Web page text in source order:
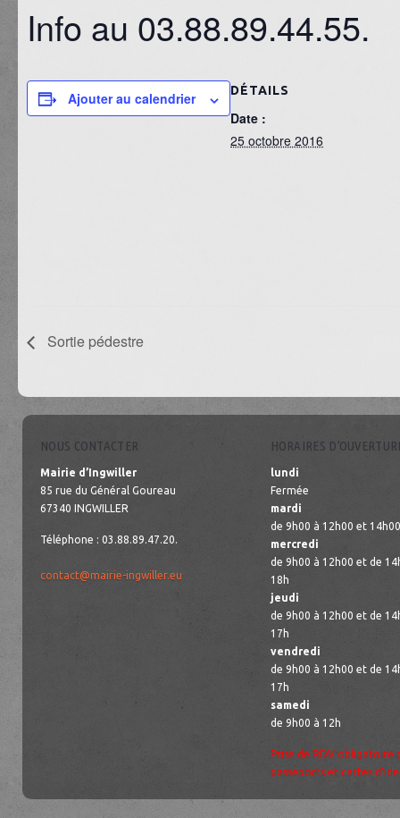
Info au 03.88.89.44.55.
Ajouter au calendrier DÉTAILS
Date :
25 octobre 2016
Sortie pédestre
NOUS CONTACTER
Mairie d’Ingwiller
85 rue du Général Goureau
67340 INGWILLER
Téléphone : 03.88.89.47.20.
contact@mairie-ingwiller.eu
HORAIRES
lundi
Fermée
mardi
de 9h00 à 12h00 et
mercredi
de 9h00 à 12h00 et de
18h
jeudi
de 9h00 à 12h00 et de
17h
vendredi
de 9h00 à 12h00 et de
17h
samedi
de 9h00 à 12h
Prise de RDV obligatoire
passeports et cartes